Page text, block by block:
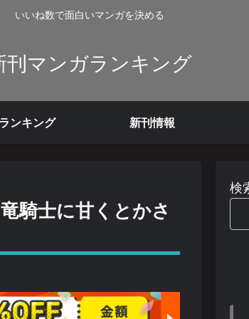
いいね数で面白いマンガを決める
刊マンガランキング
ランキング 新刊情報
騎士に甘くとかさ
検